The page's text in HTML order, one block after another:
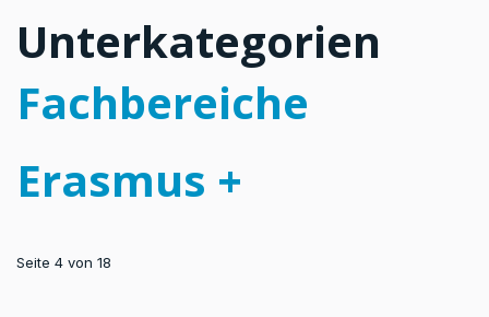
Unterkategorien
Fachbereiche
Erasmus +
Seite 4 von 18